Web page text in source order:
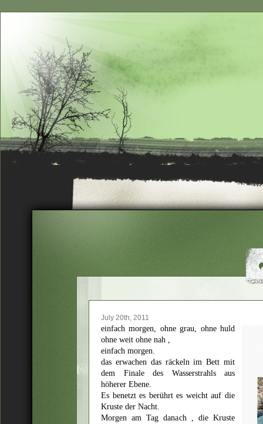
July 20th, 2011
einfach morgen, ohne grau, ohne huld
ohne weit ohne nah ,
einfach morgen.
das erwachen das räckeln im Bett mit
dem Finale des Wasserstrahls aus
höherer Ebene.
Es benetzt es berührt es weicht auf die
Kruste der Nacht.
Morgen am Tag danach , die Kruste